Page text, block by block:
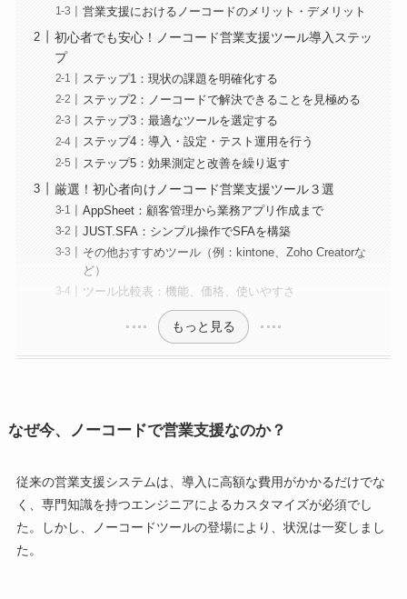
営業支援におけるノーコードのメリット・デメリット
初心者でも安心！ノーコード営業支援ツール導入ステッ
プ
ステップ1：現状の課題を明確化する
ステップ2：ノーコードで解決できることを見極める
ステップ3：最適なツールを選定する
ステップ4：導入・設定・テスト運用を行う
ステップ5：効果測定と改善を繰り返す
厳選！初心者向けノーコード営業支援ツール３選
AppSheet：顧客管理から業務アプリ作成まで
JUST.SFA：シンプル操作でSFAを構築
その他おすすめツール（例：kintone、Zoho Creatorな
ど）
ツール比較表：機能、価格、使いやすさ
もっと見る
なぜ今、ノーコードで営業支援なのか？
従来の営業支援システムは、導入に高額な費用がかかるだけでな
く、専門知識を持つエンジニアによるカスタマイズが必須でし
た。しかし、ノーコードツールの登場により、状況は一変しまし
た。